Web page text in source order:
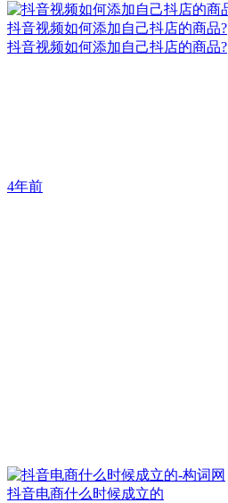
抖音视频如何添加自己抖店的商品?
抖音视频如何添加自己抖店的商品?
4年前
抖音电商什么时候成立的